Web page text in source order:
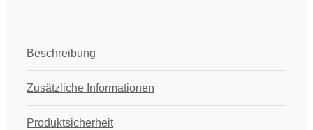
Beschreibung
Zusätzliche Informationen
Produktsicherheit